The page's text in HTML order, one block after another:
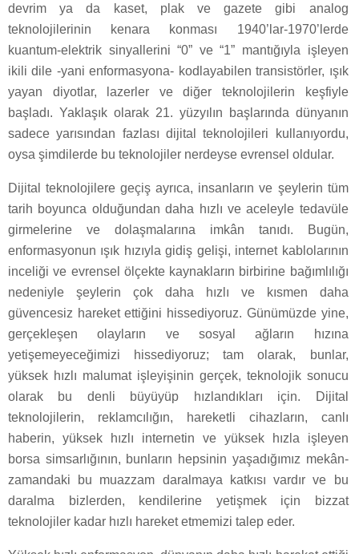
devrim ya da kaset, plak ve gazete gibi analog
teknolojilerinin kenara konması 1940’lar-1970’lerde
kuantum-elektrik sinyallerini “0” ve “1” mantığıyla işleyen
ikili dile -yani enformasyona- kodlayabilen transistörler, ışık
yayan diyotlar, lazerler ve diğer teknolojilerin keşfiyle
başladı. Yaklaşık olarak 21. yüzyılın başlarında dünyanın
sadece yarısından fazlası dijital teknolojileri kullanıyordu,
oysa şimdilerde bu teknolojiler nerdeyse evrensel oldular.
Dijital teknolojilere geçiş ayrıca, insanların ve şeylerin tüm
tarih boyunca olduğundan daha hızlı ve aceleyle tedavüle
girmelerine ve dolaşmalarına imkân tanıdı. Bugün,
enformasyonun ışık hızıyla gidiş gelişi, internet kablolarının
inceliği ve evrensel ölçekte kaynakların birbirine bağımlılığı
nedeniyle şeylerin çok daha hızlı ve kısmen daha
güvencesiz hareket ettiğini hissediyoruz. Günümüzde yine,
gerçekleşen olayların ve sosyal ağların hızına
yetişemeyeceğimizi hissediyoruz; tam olarak, bunlar,
yüksek hızlı malumat işleyişinin gerçek, teknolojik sonucu
olarak bu denli büyüyüp hızlandıkları için. Dijital
teknolojilerin, reklamcılığın, hareketli cihazların, canlı
haberin, yüksek hızlı internetin ve yüksek hızla işleyen
borsa simsarlığının, bunların hepsinin yaşadığımız mekân-
zamandaki bu muazzam daralmaya katkısı vardır ve bu
daralma bizlerden, kendilerine yetişmek için bizzat
teknolojiler kadar hızlı hareket etmemizi talep eder.